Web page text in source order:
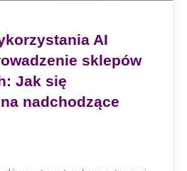
AI
sklepów
Jak się
nadchodzące